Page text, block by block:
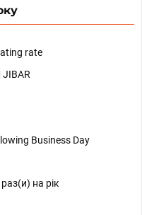
rate
JIBAR
Business Day
раз(и) на рік